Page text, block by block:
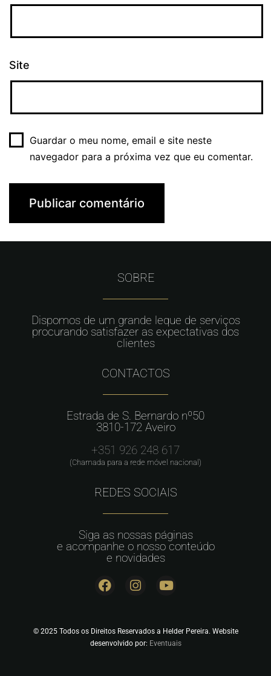
Site
Guardar o meu nome, email e site neste
navegador para a próxima vez que eu comentar.
SOBRE
Dispomos de um grande leque de serviços
procurando satisfazer as expectativas dos
clientes
CONTACTOS
Estrada de S. Bernardo nº50
3810-172 Aveiro
+351 926 248 617
(Chamada para a rede móvel nacional)
REDES SOCIAIS
Siga as nossas páginas
e acompanhe o nosso conteúdo
e novidades
© 2025 Todos os Direitos Reservados a Helder Pereira. Website
desenvolvido por: Eventuais